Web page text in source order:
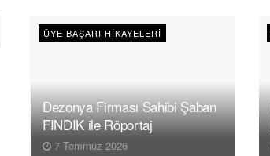
ÜYE BAŞARI HIKAYELERI
Dezonya Firması Sahibi Şaban
FINDIK ile Röportaj
7 Temmuz 2026